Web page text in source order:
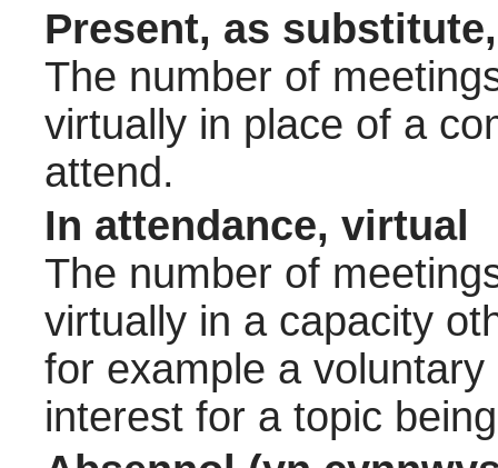
Present, as
The number of
virtually in place of a
attend.
In attendance, virtual
The number of
virtually in a capacity
for example a
interest for a topic